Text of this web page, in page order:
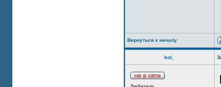
Вернуться к началу
kot_